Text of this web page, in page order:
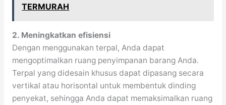
TERMURAH
2. Meningkatkan efisiensi
Dengan menggunakan terpal, Anda dapat
mengoptimalkan ruang penyimpanan barang Anda.
Terpal yang didesain khusus dapat dipasang secara
vertikal atau horisontal untuk membentuk dinding
penyekat, sehingga Anda dapat memaksimalkan ruang